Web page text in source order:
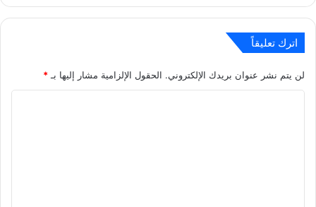
اترك تعليقاً
لن يتم نشر عنوان بريدك الإلكتروني. الحقول الإلزامية مشار إليها بـ *